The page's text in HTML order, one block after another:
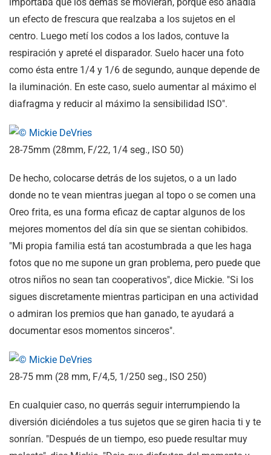
un efecto de frescura que realzaba a los sujetos en el
centro. Luego metí los codos a los lados, contuve la
respiración y apreté el disparador. Suelo hacer una foto
como ésta entre 1/4 y 1/6 de segundo, aunque depende de
la iluminación. En este caso, suelo aumentar al máximo el
diafragma y reducir al máximo la sensibilidad ISO".
28-75mm (28mm, F/22, 1/4 seg., ISO 50)
De hecho, colocarse detrás de los sujetos, o a un lado
donde no te vean mientras juegan al topo o se comen una
Oreo frita, es una forma eficaz de captar algunos de los
mejores momentos del día sin que se sientan cohibidos.
"Mi propia familia está tan acostumbrada a que les haga
fotos que no me supone un gran problema, pero puede que
otros niños no sean tan cooperativos", dice Mickie. "Si los
sigues discretamente mientras participan en una actividad
o admiran los premios que han ganado, te ayudará a
documentar esos momentos sinceros".
28-75 mm (28 mm, F/4,5, 1/250 seg., ISO 250)
En cualquier caso, no querrás seguir interrumpiendo la
diversión diciéndoles a tus sujetos que se giren hacia ti y te
sonrían. "Después de un tiempo, eso puede resultar muy